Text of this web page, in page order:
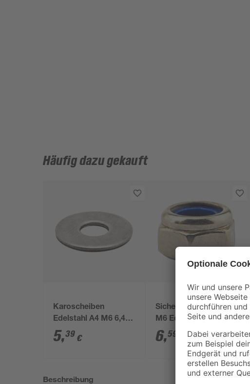
Häufig dazu gekauft
Karoscheiben
Edelstahl A4 M6 6,4
mm 10 Stück
5,39 €
Sicherungsmuttern
M6 Edelstahl A4 10
Stück
6,59
Beschreibung